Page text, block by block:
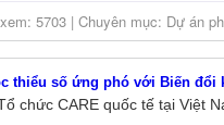
5703 | Chuyên mục: Dự án
thiểu số ứng phó với Biến đổi
chức CARE quốc tế tại Việt